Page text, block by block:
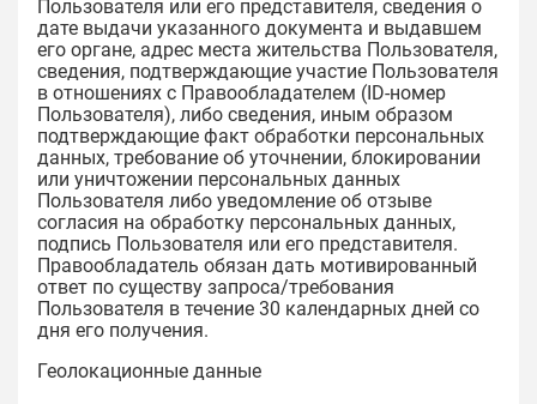
Пользователя или его представителя, сведения о
дате выдачи указанного документа и выдавшем
его органе, адрес места жительства Пользователя,
сведения, подтверждающие участие Пользователя
в отношениях с Правообладателем (ID-номер
Пользователя), либо сведения, иным образом
подтверждающие факт обработки персональных
данных, требование об уточнении, блокировании
или уничтожении персональных данных
Пользователя либо уведомление об отзыве
согласия на обработку персональных данных,
подпись Пользователя или его представителя.
Правообладатель обязан дать мотивированный
ответ по существу запроса/требования
Пользователя в течение 30 календарных дней со
дня его получения.
Геолокационные данные